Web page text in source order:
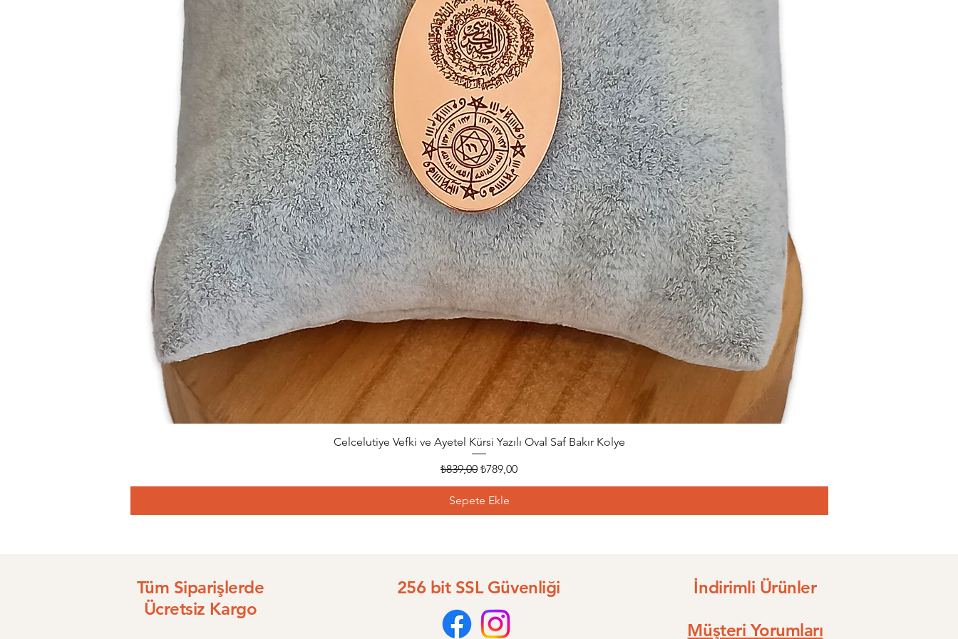
Hızlı Bakış
Celcelutiye Vefki ve Ayetel Kürsi Yazılı Oval Saf Bakır Kolye
Normal Fiyat
₺839,00 İndirimli Fiyat
₺789,00
Sepete Ekle
Tüm Siparişlerde
Ücretsiz Kargo
256 bit SSL Güvenliği İndirimli Ürünler
Müşteri Yorumları